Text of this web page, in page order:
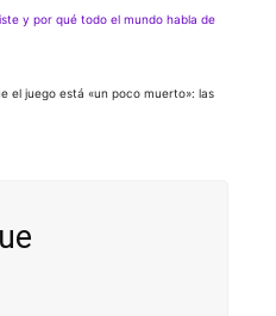
y por qué todo el mundo habla de
el juego está «un poco muerto»: las